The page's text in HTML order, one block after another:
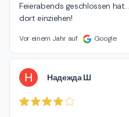
Feierabends geschlossen
dort einziehen!
Vor einem Jahr auf Google
Н Надежда Ш